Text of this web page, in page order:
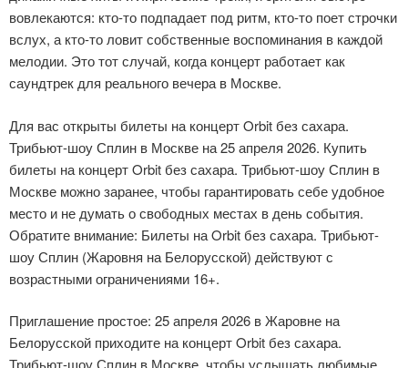
вовлекаются: кто-то подпадает под ритм, кто-то поет строчки
вслух, а кто-то ловит собственные воспоминания в каждой
мелодии. Это тот случай, когда концерт работает как
саундтрек для реального вечера в Москве.
Для вас открыты билеты на концерт Orbit без сахара.
Трибьют-шоу Сплин в Москве на 25 апреля 2026. Купить
билеты на концерт Orbit без сахара. Трибьют-шоу Сплин в
Москве можно заранее, чтобы гарантировать себе удобное
место и не думать о свободных местах в день события.
Обратите внимание: Билеты на Orbit без сахара. Трибьют-
шоу Сплин (Жаровня на Белорусской) действуют с
возрастными ограничениями 16+.
Приглашение простое: 25 апреля 2026 в Жаровне на
Белорусской приходите на концерт Orbit без сахара.
Трибьют-шоу Сплин в Москве, чтобы услышать любимые